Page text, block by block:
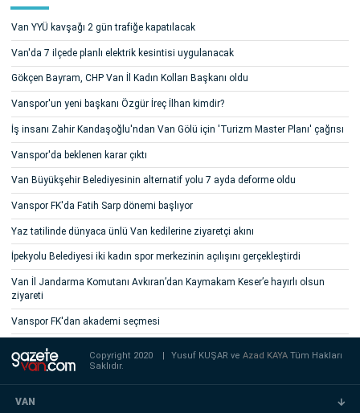
Van YYÜ kavşağı 2 gün trafiğe kapatılacak
Van'da 7 ilçede planlı elektrik kesintisi uygulanacak
Gökçen Bayram, CHP Van İl Kadın Kolları Başkanı oldu
Vanspor'un yeni başkanı Özgür İreç İlhan kimdir?
İş insanı Zahir Kandaşoğlu'ndan Van Gölü için 'Turizm Master Planı' çağrısı
Vanspor'da beklenen karar çıktı
Van Büyükşehir Belediyesinin alternatif yolu 7 ayda deforme oldu
Vanspor FK'da Fatih Sarp dönemi başlıyor
Yaz tatilinde dünyaca ünlü Van kedilerine ziyaretçi akını
İpekyolu Belediyesi iki kadın spor merkezinin açılışını gerçekleştirdi
Van İl Jandarma Komutanı Avkıran’dan Kaymakam Keser’e hayırlı olsun
ziyareti
Vanspor FK'dan akademi seçmesi
Copyright 2020 Yusuf KUŞAR veAzad KAYATüm Hakları
Saklıdır.
VAN